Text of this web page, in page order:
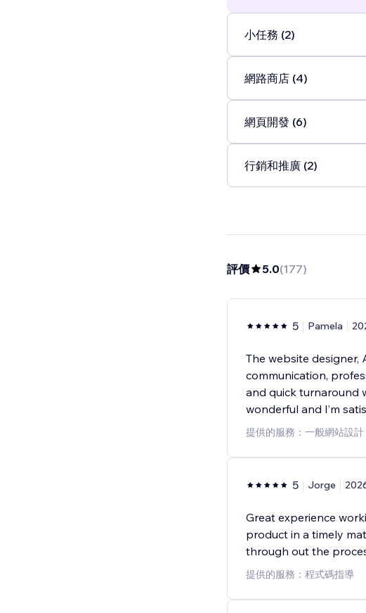
小任務 (2)
網路商店 (4)
網頁開發 (6)
行銷和推廣 (2)
評價 5.0(177)
5 Pamela
The website designer,
communication,
and quick turnaround
wonderful and I’m
提供的服務：一般網站設計
5 Jorge
Great experience
product in a timely
through out the
提供的服務：程式碼指導